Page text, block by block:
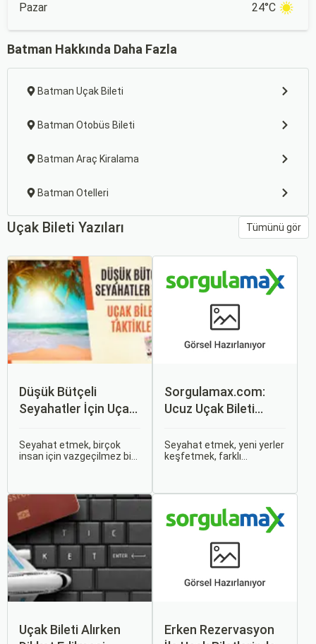
Pazar 24°C
Batman Hakkında Daha Fazla
Batman Uçak Bileti
Batman Otobüs Bileti
Batman Araç Kiralama
Batman Otelleri
Uçak Bileti Yazıları Tümünü gör
Düşük Bütçeli
Seyahatler İçin Uçak
Seyahat etmek, birçok
insan için vazgeçilmez bir
unutulmaz anılar
biriktirmek için seyahat
etmek harika bir yoldur.
Sorgulamax.com:
Ucuz Uçak Bileti
Seyahat etmek, yeni yerler
keşfetmek, farklı
ilk adımı ise, genellikle bir
uçak bileti satın almaktır.
Uçak Bileti Alırken
Erken Rezervasyon